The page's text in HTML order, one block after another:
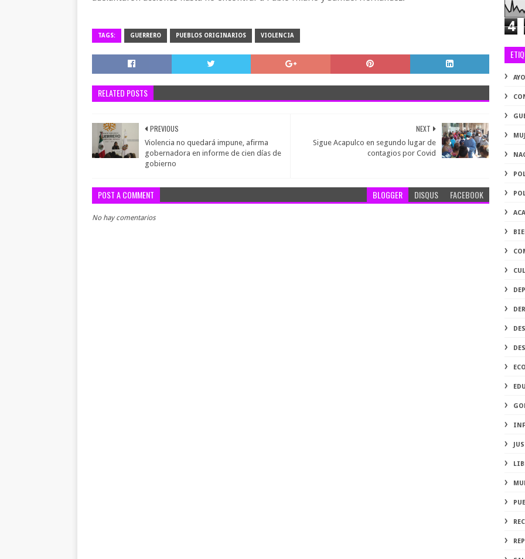
TAGS: GUERRERO PUEBLOS ORIGINARIOS VIOLENCIA
RELATED POSTS
NEXT
Sigue Acapulco en segundo lugar de
contagios por Covid
PREVIOUS
Violencia no quedará impune, afirma
gobernadora en informe de cien días de
gobierno
POST A COMMENT BLOGGER DISQUS FACEBOOK
No hay comentarios
4